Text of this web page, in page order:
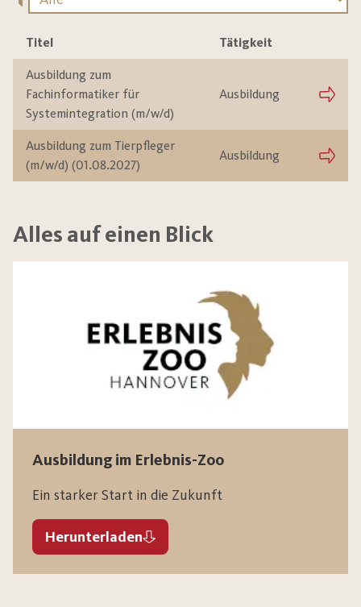
Titel Tätigkeit
Ausbildung zum
Fachinformatiker für
Systemintegration (m/w/d)
Ausbildung
Ausbildung zum Tierpfleger
(m/w/d) (01.08.2027)
Ausbildung
Alles auf einen Blick
Ausbildung im Erlebnis-Zoo
Ein starker Start in die Zukunft
Herunterladen